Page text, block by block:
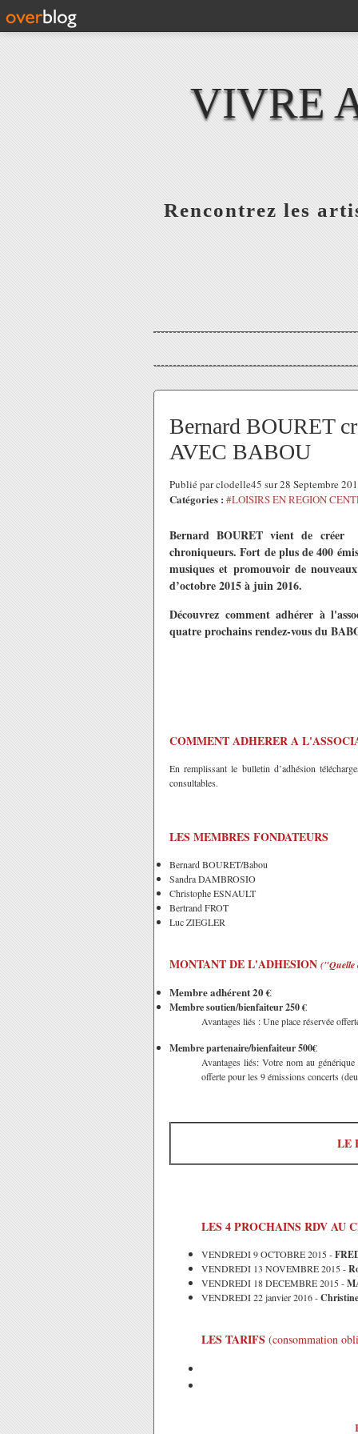
VIVRE
Rencontrez les
Bernard BOURET
AVEC BABOU
Publié par clodelle45 sur 28 Septembre
Catégories : #LOISIRS EN REGION
Bernard BOURET vient de
chroniqueurs. Fort de plus de 400
musiques et promouvoir de
d’octobre 2015 à juin 2016.
Découvrez comment adhérer à
quatre prochains rendez-vous du
COMMENT ADHERER A
En remplissant le bulletin d’adhésion
consultables.
LES MEMBRES FONDATEURS
Bernard BOURET/Babou
Sandra DAMBROSIO
Christophe ESNAULT
Bertrand FROT
Luc ZIEGLER
MONTANT DE L'ADHESION ("Quelle
Membre adhérent 20 €
Membre soutien/bienfaiteur 250 €
Avantages liés : Une place réservée
Membre partenaire/bienfaiteur 500€
Avantages liés: Votre nom au
offerte pour les 9 émissions concerts
LE
LES 4 PROCHAINS RDV AU
VENDREDI 9 OCTOBRE 2015 -
VENDREDI 13 NOVEMBRE 2015 -
VENDREDI 18 DECEMBRE 2015 -
VENDREDI 22 janvier 2016 -
LES TARIFS (consommation